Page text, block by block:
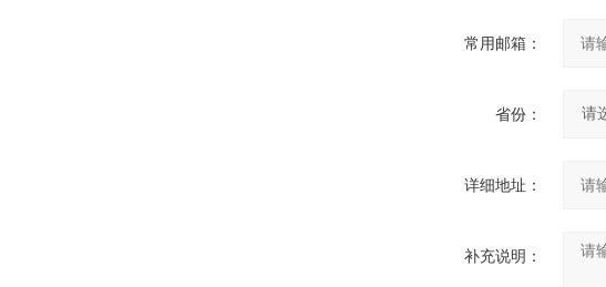
常用邮箱：
省份：
详细地址：
补充说明：